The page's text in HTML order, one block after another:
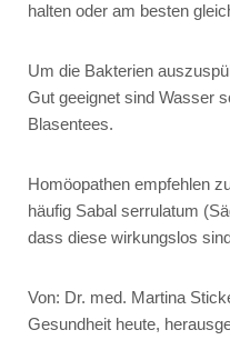
halten oder am besten
Um die Bakterien
Gut geeignet sind Wasser
Blasentees.
Homöopathen empfehlen
häufig Sabal serrulatum
dass diese wirkungslos
Von: Dr. med. Martina
Gesundheit heute,